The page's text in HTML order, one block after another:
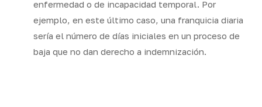
enfermedad o de incapacidad temporal. Por
ejemplo, en este último caso, una franquicia diaria
sería el número de días iniciales en un proceso de
baja que no dan derecho a indemnización.